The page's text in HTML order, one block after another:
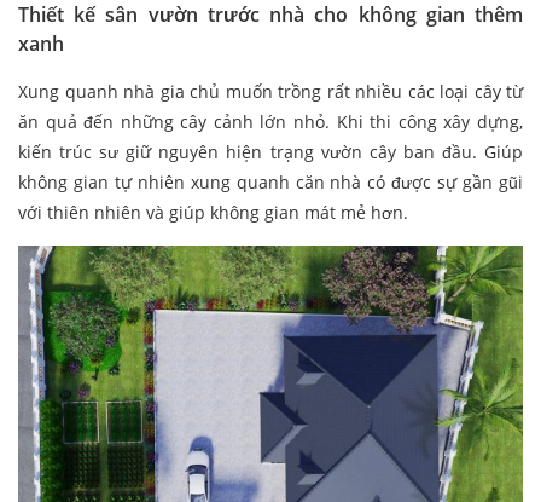
Thiết kế sân vườn trước nhà cho không gian thêm
xanh
Xung quanh nhà gia chủ muốn trồng rất nhiều các loại cây từ
ăn quả đến những cây cảnh lớn nhỏ. Khi thi công xây dựng,
kiến trúc sư giữ nguyên hiện trạng vườn cây ban đầu. Giúp
không gian tự nhiên xung quanh căn nhà có được sự gần gũi
với thiên nhiên và giúp không gian mát mẻ hơn.